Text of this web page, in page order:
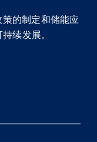
的制定和储能应
续发展。